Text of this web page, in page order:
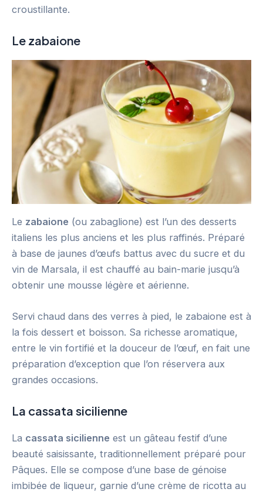
croustillante.
Le zabaione
Le zabaione (ou zabaglione) est l’un des desserts
italiens les plus anciens et les plus raffinés. Préparé
à base de jaunes d’œufs battus avec du sucre et du
vin de Marsala, il est chauffé au bain-marie jusqu’à
obtenir une mousse légère et aérienne.
Servi chaud dans des verres à pied, le zabaione est à
la fois dessert et boisson. Sa richesse aromatique,
entre le vin fortifié et la douceur de l’œuf, en fait une
préparation d’exception que l’on réservera aux
grandes occasions.
La cassata sicilienne
La cassata sicilienne est un gâteau festif d’une
beauté saisissante, traditionnellement préparé pour
Pâques. Elle se compose d’une base de génoise
imbibée de liqueur, garnie d’une crème de ricotta au